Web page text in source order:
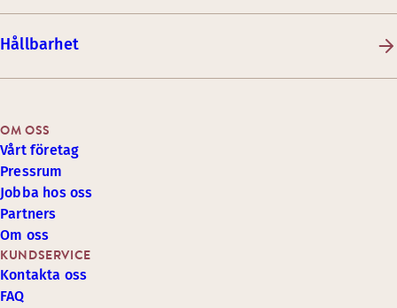
Hållbarhet
KUNDSERVICE
Kontakta oss
FAQ
OM OSS
Vårt företag
Pressrum
Jobba hos oss
Partners
Om oss